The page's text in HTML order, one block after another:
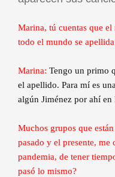
Marina, tú cuentas que
todo el mundo se
Marina: Tengo un primo
el apellido. Para mí es
algún Jiménez por ahí
Muchos grupos que
pasado y el presente, me
pandemia, de tener
pasó lo mismo?